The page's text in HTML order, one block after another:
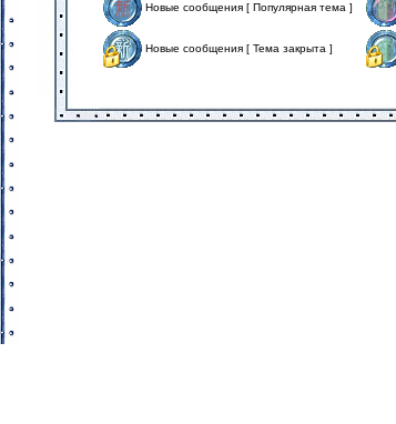
Новые сообщения [ Популярная тема ]
Новые сообщения [ Тема закрыта ]